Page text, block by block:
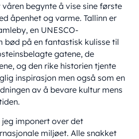
begynte å vise sine første
åpenhet og varme. Tallinn er
en UNESCO-
bød på en fantastisk kulisse til
gatene, de
og den rike historien tjente
inspirasjon men også som en
av å bevare kultur mens
imponert over det
miljøet. Alle snakket